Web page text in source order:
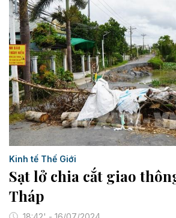
Kinh tế Thế Giới
Sạt lở chia cắt giao
Tháp